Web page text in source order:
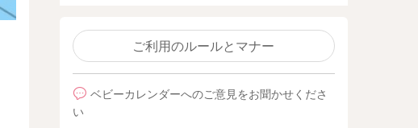
ご利用のルールとマナー
ベビーカレンダーへのご意見をお聞かせくださ
い